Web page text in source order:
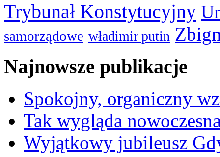
Trybunał Konstytucyjny
samorządowe władimir putin
Najnowsze publikacje
Spokojny, organiczny
Tak wygląda
Wyjątkowy jubileusz